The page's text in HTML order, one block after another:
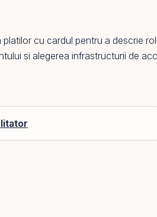
cu cardul pentru a descrie
si alegerea infrastructurii de